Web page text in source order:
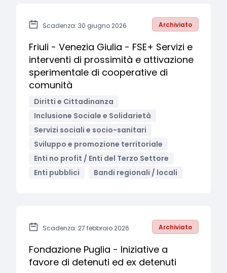
Scadenza: 30 giugno 2026 Archiviato
Friuli - Venezia Giulia - FSE+ Servizi e
interventi di prossimità e attivazione
sperimentale di cooperative di
comunità
Diritti e Cittadinanza
Inclusione Sociale e Solidarietà
Servizi sociali e socio-sanitari
Sviluppo e promozione territoriale
Enti no profit / Enti del Terzo Settore
Enti pubblici
Bandi regionali / locali
Scadenza: 27 febbraio 2026 Archiviato
Fondazione Puglia - Iniziative a
favore di detenuti ed ex detenuti